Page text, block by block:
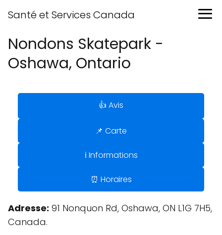
Santé et Services Canada
Nondons Skatepark -
Oshawa, Ontario
👍 Avis
📌 Carte
ℹ️ Informations
⏰ Horaires
Adresse: 91 Nonquon Rd, Oshawa, ON L1G 7H5,
Canada.